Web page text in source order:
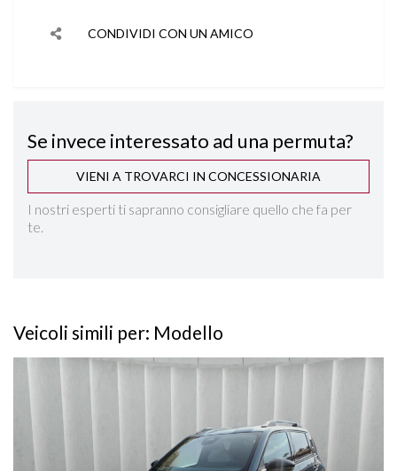
CONDIVIDI CON UN AMICO
Se invece interessato ad una permuta?
VIENI A TROVARCI IN CONCESSIONARIA
I nostri esperti ti sapranno consigliare quello che fa per
te.
Veicoli simili per: Modello